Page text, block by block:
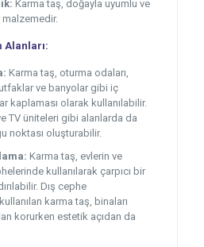
Karma taş, doğayla uyumlu ve
Alanları:
Karma taş, oturma odaları,
ve banyolar gibi iç
kaplaması olarak kullanılabilir.
TV üniteleri gibi alanlarda da
noktası oluşturabilir.
Karma taş, evlerin ve
kullanılarak çarpıcı bir
Dış cephe
karma taş, binaları
korurken estetik açıdan da